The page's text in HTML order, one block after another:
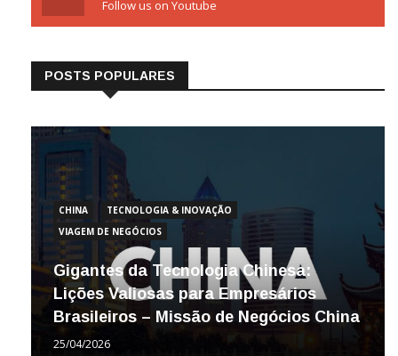
Follow us on Youtube
POSTS POPULARES
CHINA
TECNOLOGIA & INOVAÇÃO
VIAGEM DE NEGÓCIOS
Gigantes da Tecnologia Chinesa:
Lições Valiosas para Empresários
Brasileiros – Missão de Negócios China
25/04/2026